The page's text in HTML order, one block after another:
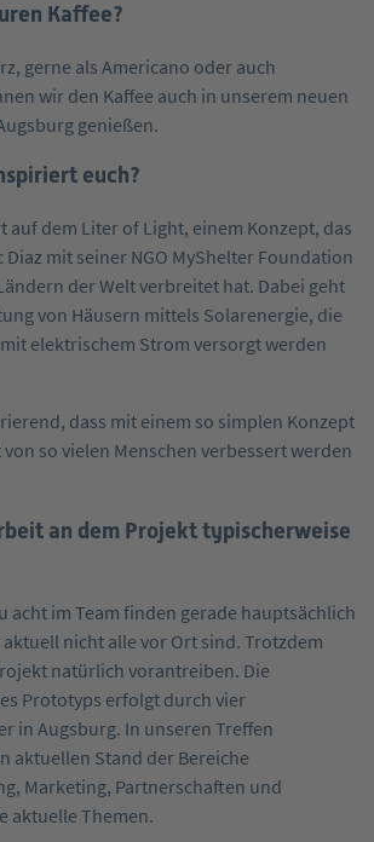
Kaffee?
gerne als Americano oder auch
wir den Kaffee auch in unserem neuen
genießen.
euch?
auf dem Liter of Light, einem Konzept, das
mit seiner NGO MyShelter Foundation
der Welt verbreitet hat. Dabei geht
von Häusern mittels Solarenergie, die
elektrischem Strom versorgt werden
dass mit einem so simplen Konzept
so vielen Menschen verbessert werden
an dem Projekt typischerweise
acht im Team finden gerade hauptsächlich
nicht alle vor Ort sind. Trotzdem
natürlich vorantreiben. Die
Prototyps erfolgt durch vier
in Augsburg. In unseren Treffen
aktuellen Stand der Bereiche
Marketing, Partnerschaften und
aktuelle Themen.